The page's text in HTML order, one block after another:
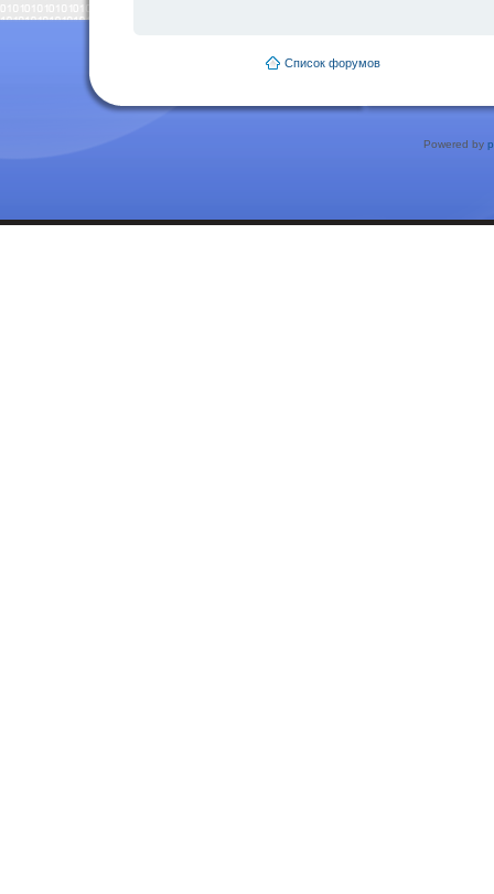
Список форумов
Powered by